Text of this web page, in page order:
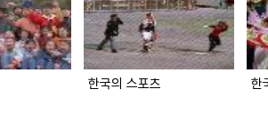
한국의 스포츠 한